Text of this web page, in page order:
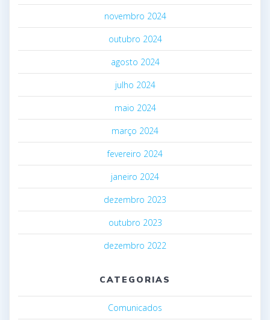
novembro 2024
outubro 2024
agosto 2024
julho 2024
maio 2024
março 2024
fevereiro 2024
janeiro 2024
dezembro 2023
outubro 2023
dezembro 2022
CATEGORIAS
Comunicados